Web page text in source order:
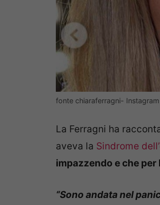
fonte chiaraferragni- Instagram
La Ferragni ha
aveva la Sindrome
impazzendo e che
“Sono andata nel